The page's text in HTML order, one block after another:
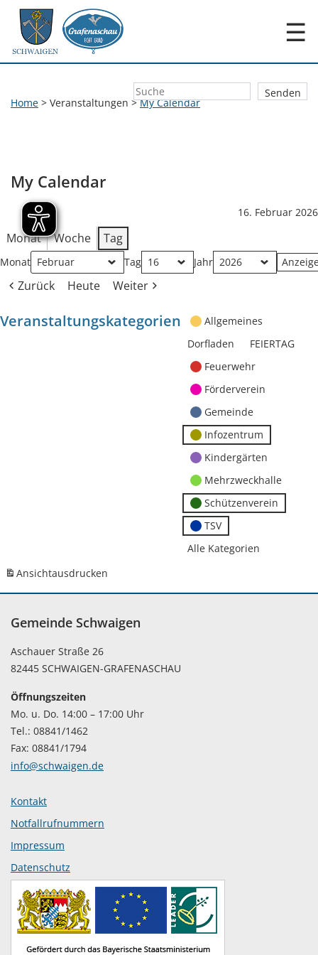
☰
Home > Veranstaltungen >My Calendar
My Calendar
16. Februar 2026
Monat Woche Tag
Monat Tag Jahr
Zurück Heute Weiter
Veranstaltungskategorien
Allgemeines
Dorfladen
FEIERTAG
Feuerwehr
Förderverein
Gemeinde
Infozentrum
Kindergärten
Mehrzweckhalle
Schützenverein
TSV
Alle Kategorien
Ansichtausdrucken
Gemeinde Schwaigen
Aschauer Straße 26
82445 SCHWAIGEN-GRAFENASCHAU
Öffnungszeiten
Mo. u. Do. 14:00 – 17:00 Uhr
Tel.: 08841/1462
Fax: 08841/1794
info@schwaigen.de
Kontakt
Notfallrufnummern
Impressum
Datenschutz